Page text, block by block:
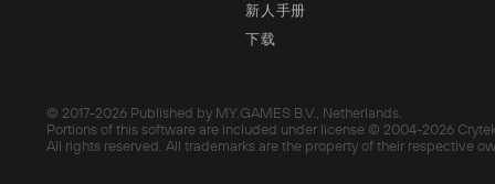
新人手册
下载
© 2017-2026 Published by MY.GAMES B.V., Netherlands.
Portions of this software are included under license © 2004-2026
All rights reserved. All trademarks are the property of their respective